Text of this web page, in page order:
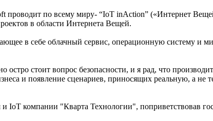
проводит по всему миру- “IoT inAction” («Интернет
в области Интернета Вещей.
в себе облачный сервис, операционную систему и
стоит вопрос безопасности, и я рад, что
и появление сценариев, приносящих реальную, а не
компании "Кварта Технологии", поприветствовав